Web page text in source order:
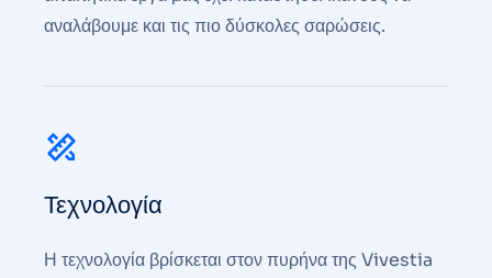
αναλάβουμε και τις πιο δύσκολες σαρώσεις.
Τεχνολογία
Η τεχνολογία βρίσκεται στον πυρήνα της Vivestia